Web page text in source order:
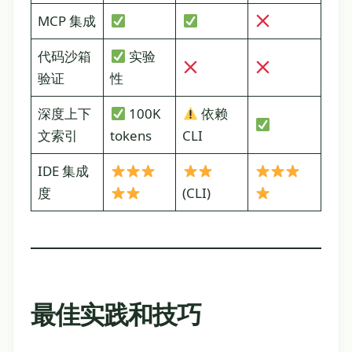
MCP 集成
代码沙箱
验证
实验
性
深度上下
文索引
100K
tokens
依赖
CLI
IDE 集成
度
(CLI)
最佳实践和技巧